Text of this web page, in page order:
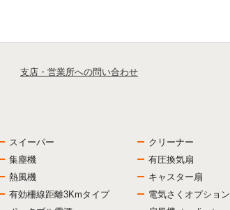
支店・営業所への問い合わせ
スイーパー
クリーナー
集塵機
有圧換気扇
熱風機
キャスター扇
有効柵線距離3Kmタイプ
電気さくオプション